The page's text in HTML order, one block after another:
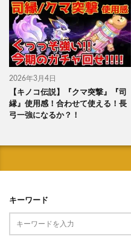
2026年3月4日
【キノコ伝説】『クマ突撃』『司
縁』使用感！合わせて使える！長
弓一強になるか？！
キーワード